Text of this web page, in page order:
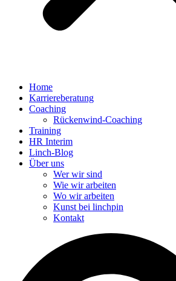
Home
Karriereberatung
Coaching
Rückenwind-Coaching
Training
HR Interim
Linch-Blog
Über uns
Wer wir sind
Wie wir arbeiten
Wo wir arbeiten
Kunst bei linchpin
Kontakt